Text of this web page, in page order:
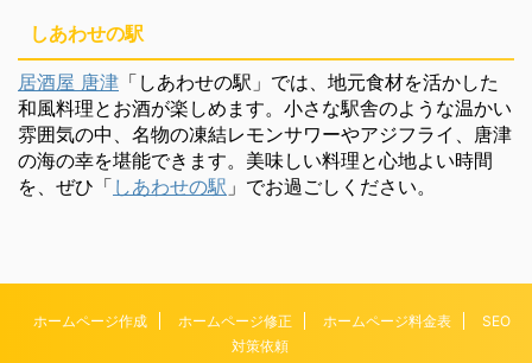
しあわせの駅
居酒屋 唐津 「しあわせの駅」では、地元食材を活かした
和風料理とお酒が楽しめます。小さな駅舎のような温かい
雰囲気の中、名物の凍結レモンサワーやアジフライ、唐津
の海の幸を堪能できます。美味しい料理と心地よい時間
を、ぜひ「 しあわせの駅 」でお過ごしください。
ホームページ作成 ホームページ修正 ホームページ料金表
SEO
対策依頼